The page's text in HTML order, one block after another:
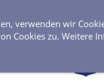
verwenden wir
Cookies zu. Weitere